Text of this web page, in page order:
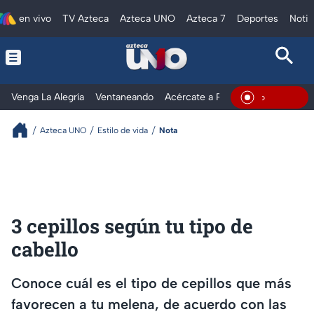
en vivo TV Azteca Azteca UNO Azteca 7 Deportes
Venga La Alegría Ventaneando Acércate a Rocío Al ExtremoEn Vivo
Azteca UNO Estilo de vida Nota
3 cepillos según tu tipo de
cabello
Conoce cuál es el tipo de cepillos que más
favorecen a tu melena, de acuerdo con las